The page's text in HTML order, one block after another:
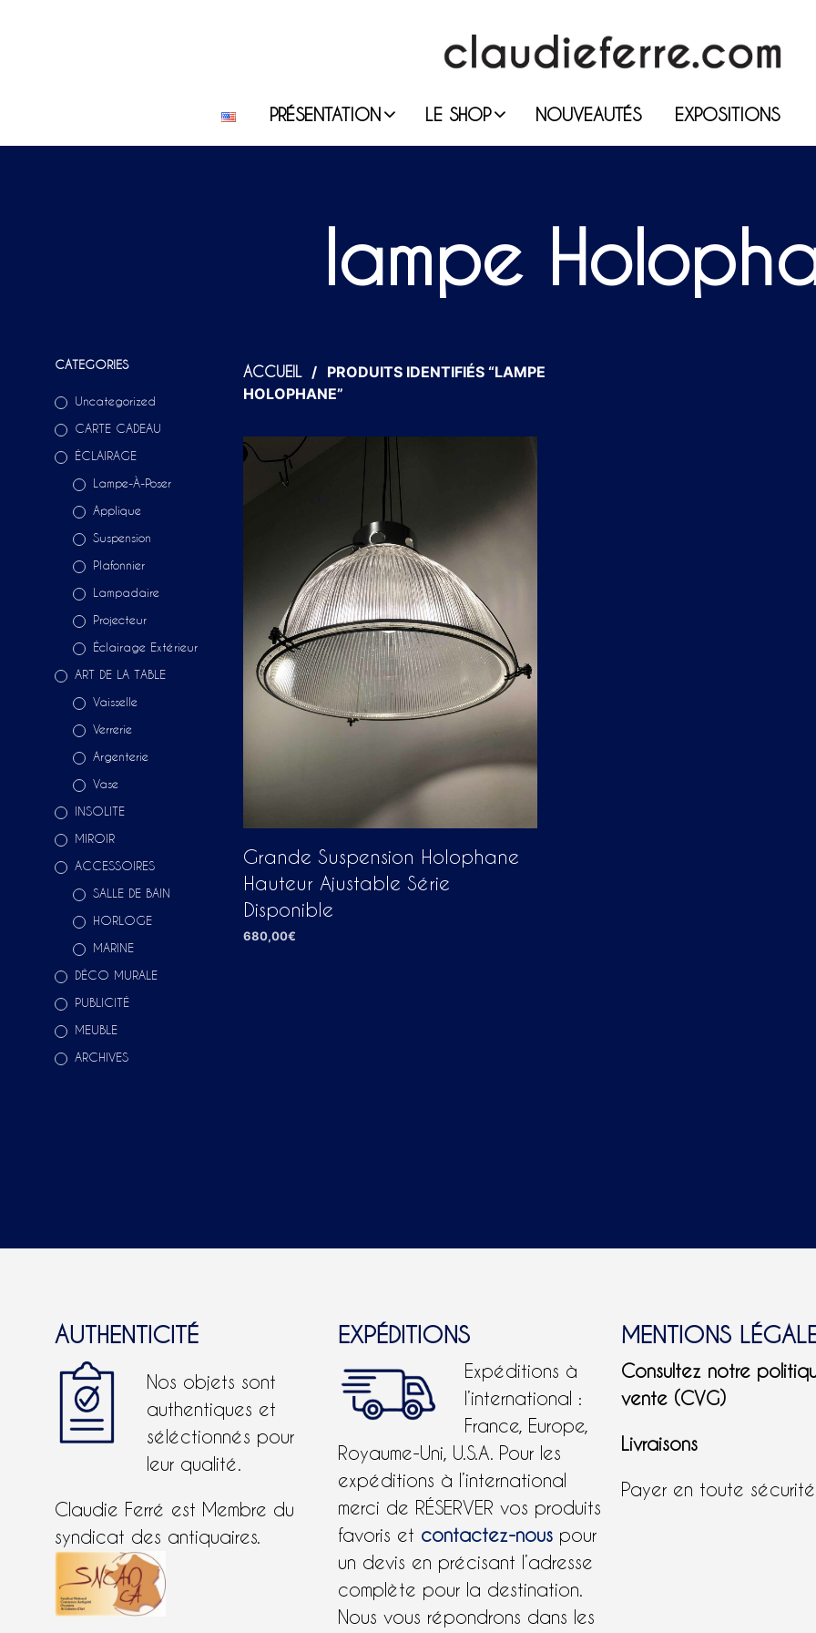
PRÉSENTATION LE SHOP NOUVEAUTÉS EXPOSITIONS
lampe
CATEGORIES
Uncategorized
CARTE CADEAU
ÉCLAIRAGE
Lampe-À-Poser
Applique
Suspension
Plafonnier
Lampadaire
Projecteur
Éclairage Extérieur
ART DE LA TABLE
Vaisselle
Verrerie
Argenterie
Vase
INSOLITE
MIROIR
ACCESSOIRES
SALLE DE BAIN
HORLOGE
MARINE
DÉCO MURALE
PUBLICITÉ
MEUBLE
ARCHIVES
ACCUEIL / PRODUITS IDENTIFIÉS “LAMPE
HOLOPHANE”
Grande Suspension Holophane
Hauteur Ajustable Série
Disponible
680,00€
AUTHENTICITÉ
Nos objets sont
authentiques et
séléctionnés pour
leur qualité.
Claudie Ferré est Membre du
syndicat des antiquaires.
EXPÉDITIONS
Expéditions à
l’international :
France, Europe,
Royaume-Uni, U.S.A. Pour les
expéditions à l’international
merci de RÉSERVER vos produits
favoris et contactez-nous pour
un devis en précisant l’adresse
complète pour la destination.
Nous vous répondrons dans les
MENTIONS
Consultez notre
vente (CVG)
Livraisons
Payer en toute